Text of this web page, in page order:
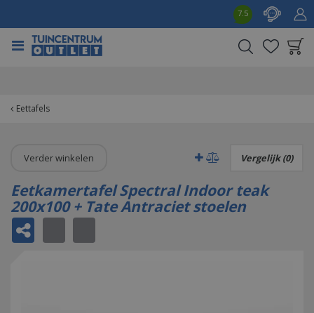
Eettafels
7.5
Verder winkelen Vergelijk (0)
Eetkamertafel Spectral Indoor teak
200x100 + Tate Antraciet stoelen